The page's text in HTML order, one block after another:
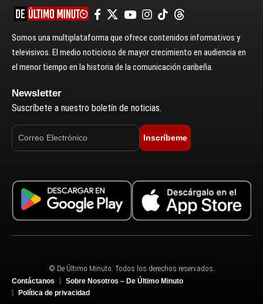
Somos una multiplataforma que ofrece contenidos informativos y
televisivos. El medio noticioso de mayor crecimiento en audiencia en
el menor tiempo en la historia de la comunicación caribeña.
Newsletter
Suscríbete a nuestro boletín de noticias.
Inscríbeme
© De Último Minuto. Todos los derechos reservados.
Contáctanos
Sobre Nosotros – De Último Minuto
Política de privacidad